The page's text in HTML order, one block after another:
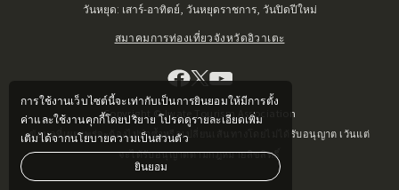
การใช้งานเว็บไซต์นี้จะเท่ากับเป็นการยินยอมให้มีการตั้ง
ค่าและใช้งานคุกกี้โดยปริยาย โปรดดูรายละเอียดเพิ่ม
เติมได้จากนโยบายความเป็นส่วนตัว
ยินยอม
วันหยุด: เสาร์-อาทิตย์, วันหยุดราชการ, วันปิดปีใหม่
สมาคมการท่องเที่ยวจังหวัดอิวาเตะ
Copyright © Iwate Tourism Association
ข้อมูลที่เผยแพร่จะต้องไม่ทำซ้ำหรือเปลี่ยนเส้นทางโดยไม่ได้รับอนุญาต เว้นแต่
จะได้รับอนุญาตตามกฎหมายลิขสิทธิ์